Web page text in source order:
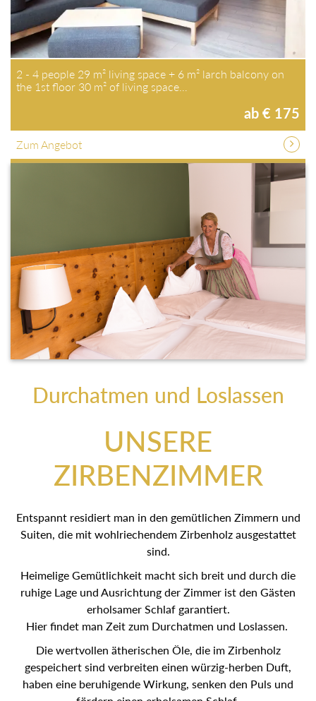
2 - 4 people 29 m² living space + 6 m² larch balcony on
the 1st floor 30 m² of living space…
ab € 175
Zum Angebot
Durchatmen und Loslassen
UNSERE
ZIRBENZIMMER
Entspannt residiert man in den gemütlichen Zimmern und
Suiten, die mit wohlriechendem Zirbenholz ausgestattet
sind.
Heimelige Gemütlichkeit macht sich breit und durch die
ruhige Lage und Ausrichtung der Zimmer ist den Gästen
erholsamer Schlaf garantiert.
Hier findet man Zeit zum Durchatmen und Loslassen.
Die wertvollen ätherischen Öle, die im Zirbenholz
gespeichert sind verbreiten einen würzig-herben Duft,
haben eine beruhigende Wirkung, senken den Puls und